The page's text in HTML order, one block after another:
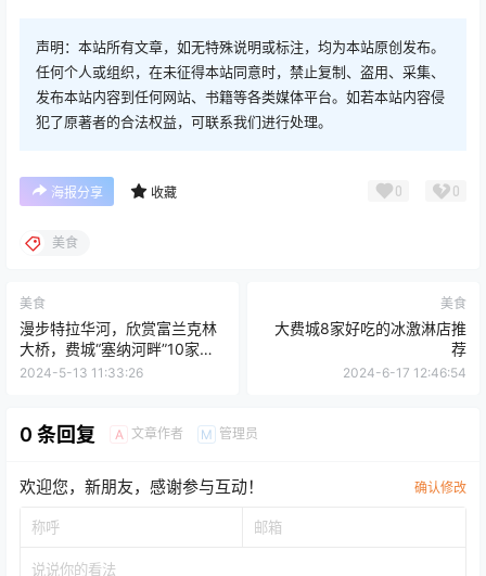
声明：本站所有文章，如无特殊说明或标注，均为本站原创发布。
任何个人或组织，在未征得本站同意时，禁止复制、盗用、采集、
发布本站内容到任何网站、书籍等各类媒体平台。如若本站内容侵
犯了原著者的合法权益，可联系我们进行处理。
海报分享 收藏 0 0
美食
美食
漫步特拉华河，欣赏富兰克林
大桥，费城“塞纳河畔”10家餐
厅+酒吧大盘点
2024-5-13 11:33:26
美食
大费城8家好吃的冰激淋店推
荐
2024-6-17 12:46:54
0 条回复 A 文章作者 M 管理员
欢迎您，新朋友，感谢参与互动！ 确认修改